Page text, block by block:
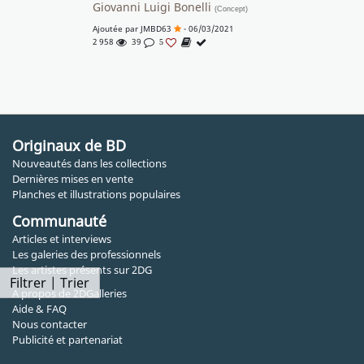
Filtrer | Trier
Giovanni Luigi Bonelli (Concept)
Ajoutée par JMBD63
- 06/03/2021
2 958
39 5
Originaux de BD
Nouveautés dans les collections
Dernières mises en vente
Planches et illustrations populaires
Communauté
Articles et interviews
Les galeries des professionnels
Les artistes présents sur 2DG
A propos de 2DGalleries
Aide & FAQ
Nous contacter
Publicité et partenariat